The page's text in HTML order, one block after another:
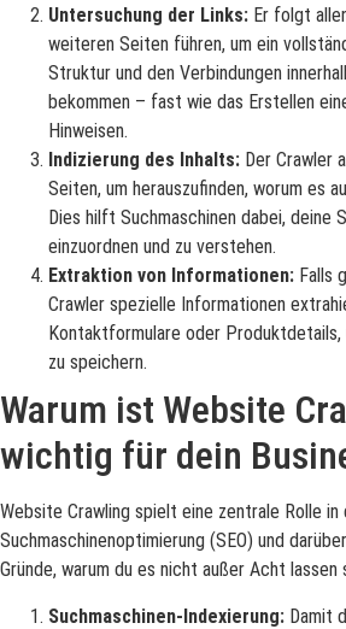
Untersuchung der Links: Er folgt
weiteren Seiten führen, um ein
Struktur und den Verbindungen
bekommen – fast wie das Erstellen
Hinweisen.
Indizierung des Inhalts: Der Crawler
Seiten, um herauszufinden, worum es
Dies hilft Suchmaschinen dabei, deine
einzuordnen und zu verstehen.
Extraktion von Informationen: Falls
Crawler spezielle Informationen
Kontaktformulare oder Produktdetails,
zu speichern.
Warum ist Website
wichtig für dein
Website Crawling spielt eine zentrale Rolle in
Suchmaschinenoptimierung (SEO) und
Gründe, warum du es nicht außer Acht lassen
Suchmaschinen-Indexierung: Damit